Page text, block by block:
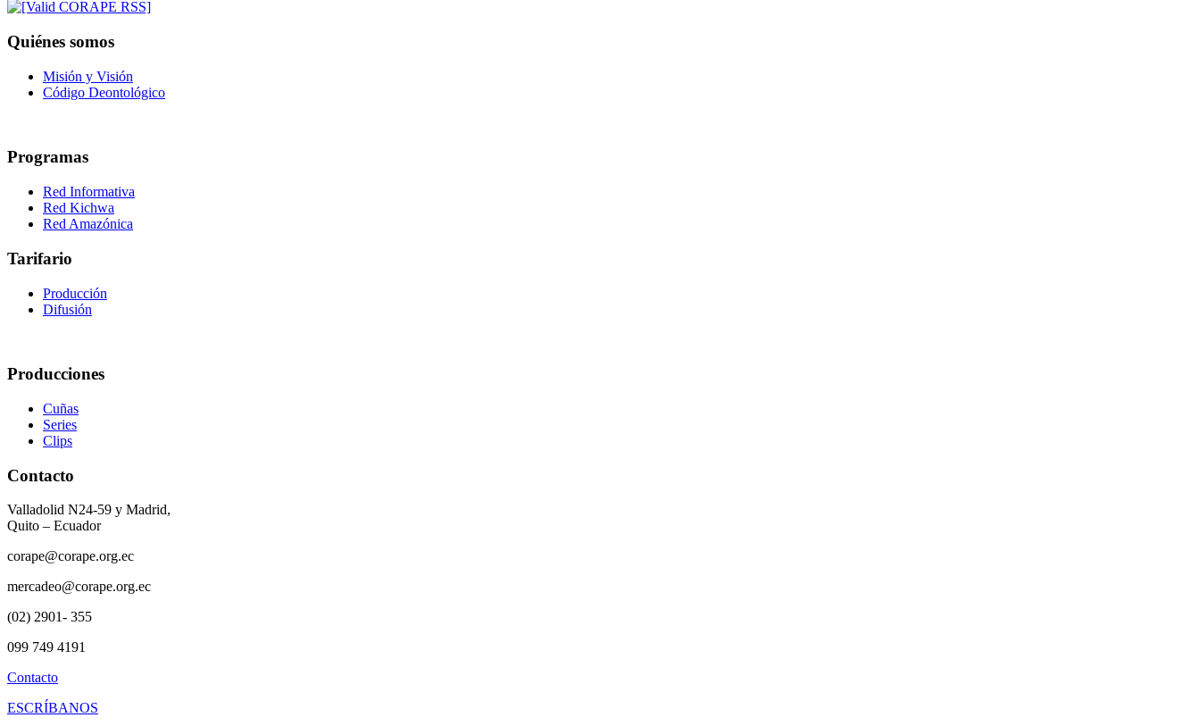
Quiénes somos
Misión y Visión
Código Deontológico
Programas
Red Informativa
Red Kichwa
Red Amazónica
Tarifario
Producción
Difusión
Producciones
Cuñas
Series
Clips
Contacto
Valladolid N24-59 y Madrid,
Quito – Ecuador
corape@corape.org.ec
mercadeo@corape.org.ec
(02) 2901- 355
099 749 4191
Contacto
ESCRÍBANOS